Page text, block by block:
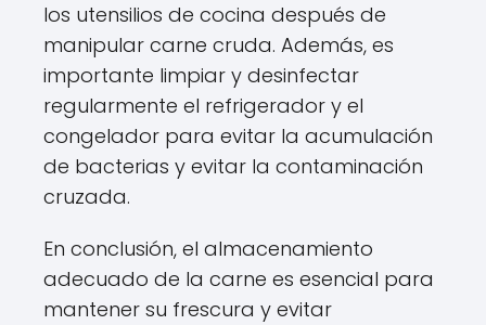
los utensilios de cocina después de
manipular carne cruda. Además, es
importante limpiar y desinfectar
regularmente el refrigerador y el
congelador para evitar la acumulación
de bacterias y evitar la contaminación
cruzada.
En conclusión, el almacenamiento
adecuado de la carne es esencial para
mantener su frescura y evitar